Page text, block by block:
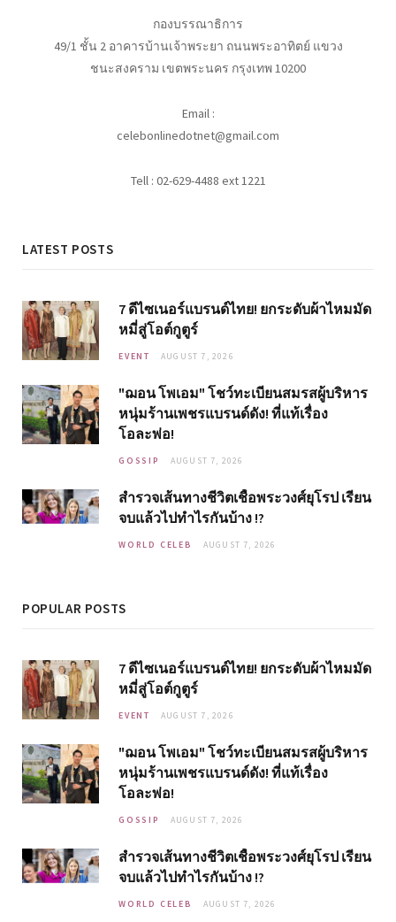
กองบรรณาธิการ
49/1 ชั้น 2 อาคารบ้านเจ้าพระยา ถนนพระอาทิตย์ แขวง
ชนะสงคราม เขตพระนคร กรุงเทพ 10200
Email :
celebonlinedotnet@gmail.com
Tell : 02-629-4488 ext 1221
LATEST POSTS
7 ดีไซเนอร์แบรนด์ไทย! ยกระดับผ้าไหมมัด
หมี่สู่โอต์กูตูร์
EVENT AUGUST 7, 2026
"ฌอน โพเอม" โชว์ทะเบียนสมรสผู้บริหาร
หนุ่มร้านเพชรแบรนด์ดัง! ที่แท้เรื่อง
โอละพ่อ!
GOSSIP AUGUST 7, 2026
สำรวจเส้นทางชีวิตเชื้อพระวงศ์ยุโรป เรียน
จบแล้วไปทำไรกันบ้าง !?
WORLD CELEB AUGUST 7, 2026
POPULAR POSTS
7 ดีไซเนอร์แบรนด์ไทย! ยกระดับผ้าไหมมัด
หมี่สู่โอต์กูตูร์
EVENT AUGUST 7, 2026
"ฌอน โพเอม" โชว์ทะเบียนสมรสผู้บริหาร
หนุ่มร้านเพชรแบรนด์ดัง! ที่แท้เรื่อง
โอละพ่อ!
GOSSIP AUGUST 7, 2026
สำรวจเส้นทางชีวิตเชื้อพระวงศ์ยุโรป เรียน
จบแล้วไปทำไรกันบ้าง !?
WORLD CELEB AUGUST 7, 2026